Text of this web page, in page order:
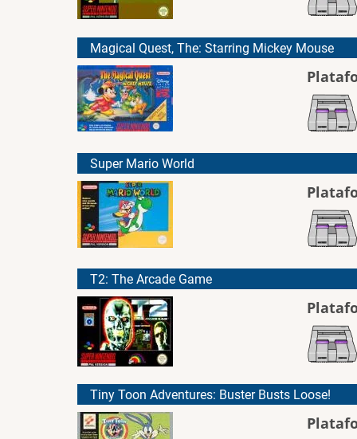
Magical Quest, The: Starring Mickey Mouse
Super Mario World
T2: The Arcade Game
Tiny Toon Adventures: Buster Busts Loose!